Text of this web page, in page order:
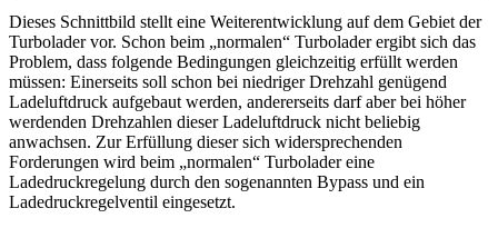
Dieses Schnittbild stellt eine Weiterentwicklung auf dem Gebiet der
Turbolader vor. Schon beim „normalen“ Turbolader ergibt sich das
Problem, dass folgende Bedingungen gleichzeitig erfüllt werden
müssen: Einerseits soll schon bei niedriger Drehzahl genügend
Ladeluftdruck aufgebaut werden, andererseits darf aber bei höher
werdenden Drehzahlen dieser Ladeluftdruck nicht beliebig
anwachsen. Zur Erfüllung dieser sich widersprechenden
Forderungen wird beim „normalen“ Turbolader eine
Ladedruckregelung durch den sogenannten Bypass und ein
Ladedruckregelventil eingesetzt.